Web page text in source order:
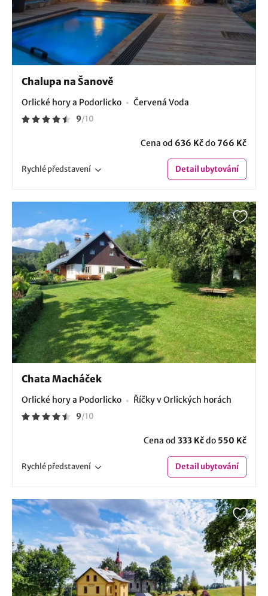
Chalupa na Šanově
Orlické hory a Podorlicko Červená Voda
9/10
Cena od 636 Kčdo766 Kč
Rychlépředstavení Detailubytování
Chata Macháček
Orlické hory a Podorlicko Říčky v Orlických horách
9/10
Cena od 333 Kčdo 550 Kč
Rychlépředstavení Detailubytování